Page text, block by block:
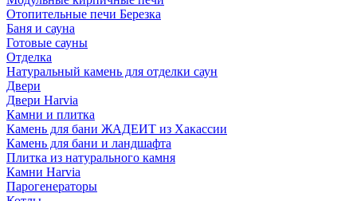
Отопительные печи Березка
Баня и сауна
Готовые сауны
Отделка
Натуральный камень для отделки саун
Двери
Двери Harvia
Камни и плитка
Камень для бани ЖАДЕИТ из Хакассии
Камень для бани и ландшафта
Плитка из натурального камня
Камни Harvia
Парогенераторы